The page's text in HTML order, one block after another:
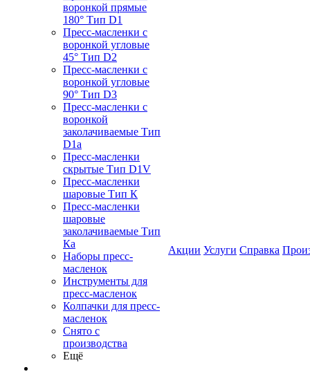
воронкой прямые
180° Тип D1
Пресс-масленки с
воронкой угловые
45° Тип D2
Пресс-масленки с
воронкой угловые
90° Тип D3
Пресс-масленки с
воронкой
заколачиваемые Тип
D1a
Пресс-масленки
скрытые Тип D1V
Пресс-масленки
шаровые Тип К
Пресс-масленки
шаровые
заколачиваемые Тип
Кa
Наборы пресс-
масленок
Инструменты для
пресс-масленок
Колпачки для пресс-
масленок
Снято с
производства
Ещё
Акции Услуги Справка